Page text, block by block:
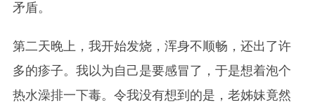
矛盾。
第二天晚上，我开始发烧，浑身不顺畅，还出了许
多的疹子。我以为自己是要感冒了，于是想着泡个
热水澡排一下毒。令我没有想到的是，老姊妹竟然